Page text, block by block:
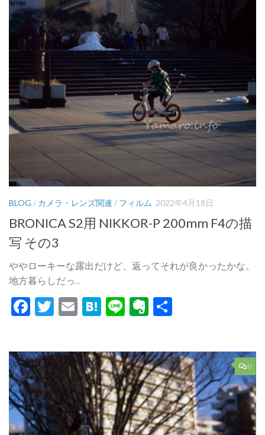
BLOG / カメラ・レンズ関連 / フィルム 2022年4月18日
BRONICA S2用 NIKKOR-P 200mm F4の描
写 その3
ややローキーな露出だけど、返ってそれが良かったかな。
地方暮らしだっ...
Facebook
Twitter
EmailHatena
LineEvernote
0